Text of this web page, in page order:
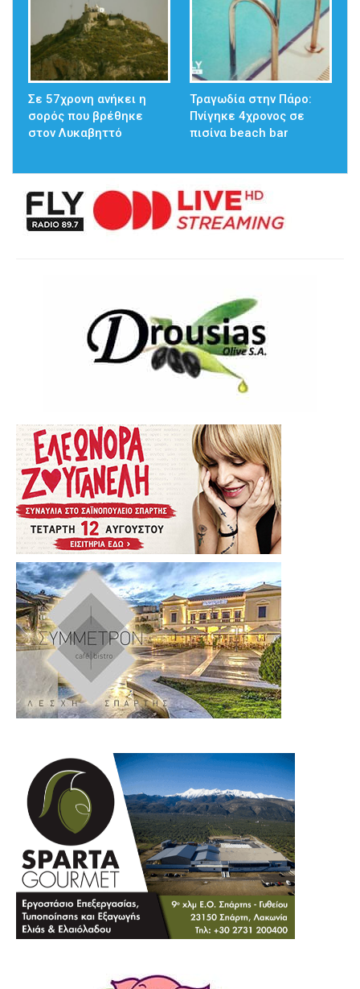
Σε 57χρονη ανήκει η
σορός που βρέθηκε
στον Λυκαβηττό
Τραγωδία στην Πάρο:
Πνίγηκε 4χρονος σε
πισίνα beach bar